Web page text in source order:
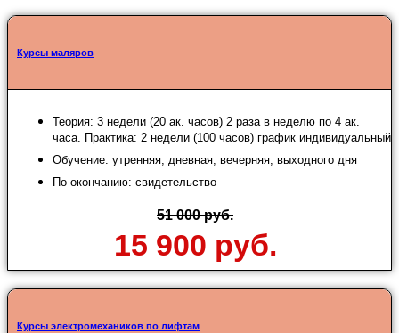
Курсы маляров
Теория: 3 недели (20 ак. часов) 2 раза в неделю по 4 ак.
часа. Практика: 2 недели (100 часов) график индивидуальный
Обучение: утренняя, дневная, вечерняя, выходного дня
По окончанию: свидетельство
51 000 руб.
15 900 руб.
Курсы электромехаников по лифтам